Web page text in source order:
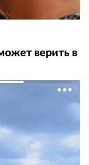
верить в